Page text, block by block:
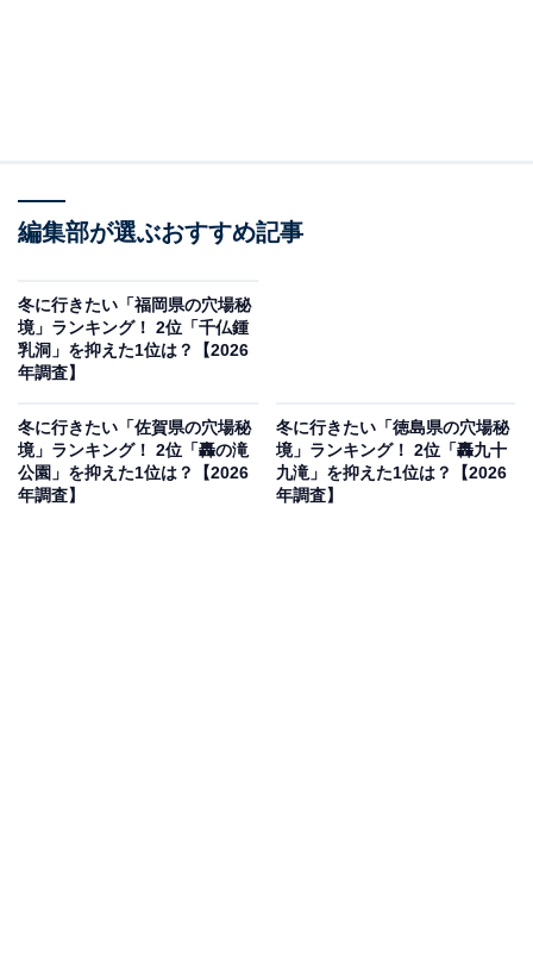
2位：面河渓／57票
峰・石鎚山のふもとに広がる四国最大級の渓谷です。冬
はエメラルドグリーンの清流が雪化粧をまとい、静寂の
中で凛とした気品あふれる絶景を楽しめます。
※積雪や凍結の可能性が高いため、訪問時はスタッドレ
スタイヤやチェーンをつけることをおすすめします
編集部が選ぶおすすめ記事
冬に行きたい「福岡県の穴場秘
境」ランキング！ 2位「千仏鍾
乳洞」を抑えた1位は？【2026
年調査】
冬に行きたい「佐賀県の穴場秘
境」ランキング！ 2位「轟の滝
公園」を抑えた1位は？【2026
年調査】
冬に行きたい「徳島県の穴場秘
境」ランキング！ 2位「轟九十
九滝」を抑えた1位は？【2026
年調査】